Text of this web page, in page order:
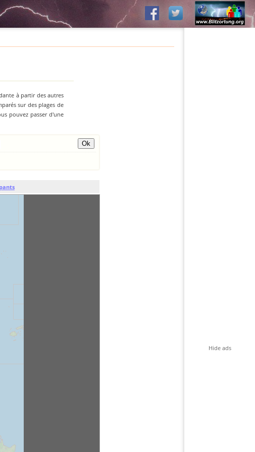
à partir des autres
sur des plages de
pouvez passer d'une
Hide ads